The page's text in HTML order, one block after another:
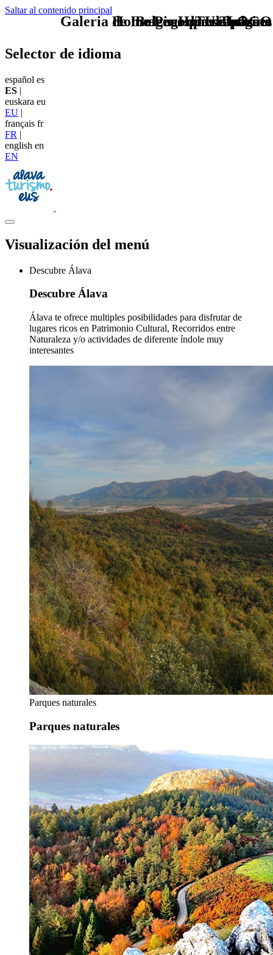
Saltar al contenido principal
TU - LOGO
Selector de idioma
español es
ES |
euskara eu
EU |
français fr
FR |
english en
EN
Visualización del menú
Descubre Álava
Descubre Álava
Álava te ofrece multiples posibilidades para disfrutar de
lugares ricos en Patrimonio Cultural, Recorridos entre
Naturaleza y/o actividades de diferente índole muy
interesantes
Parques naturales
Parques naturales
Belenes de escaparate
Galeria de Imagenes para belenes
Home Logo pie de página
Pie Home Turismo